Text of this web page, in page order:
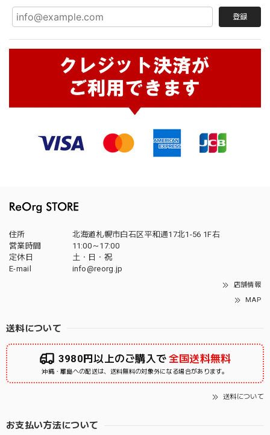
登録
住所
北海道札幌市白石区平和通17北1-56 1F右
営業時間
11:00～17:00
定休日
土・日・祝
E-mail
info@reorg.jp
店舗情報
MAP
送料について
3980円以上のご購入で 全国送料無料
沖縄・離島への配送は、送料無料の対象外になる場合があります。
送料について
お支払い方法について